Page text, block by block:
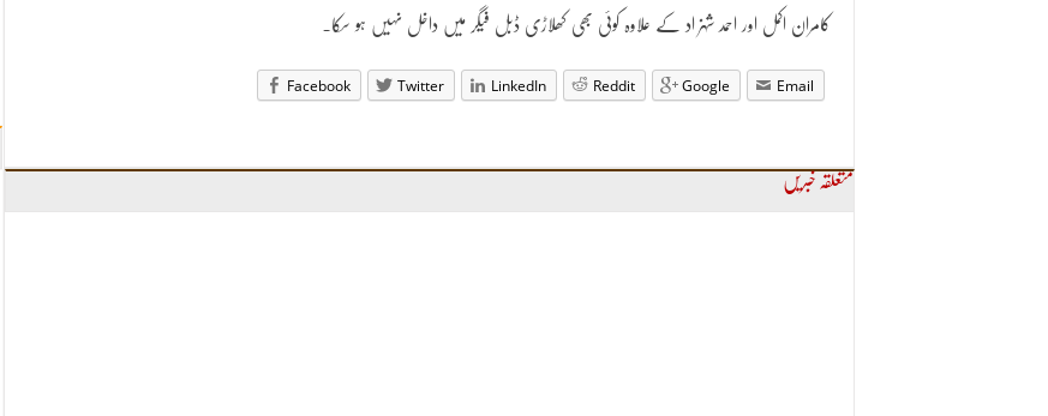
کامران اکمل اور احمد شہزاد کے علاوہ کوئی بھی کھلاڑی ڈبل فیگر میں داخل نہیں ہو سکا۔
Facebook Twitter LinkedIn Reddit Google Email
متعلقہ خبریں